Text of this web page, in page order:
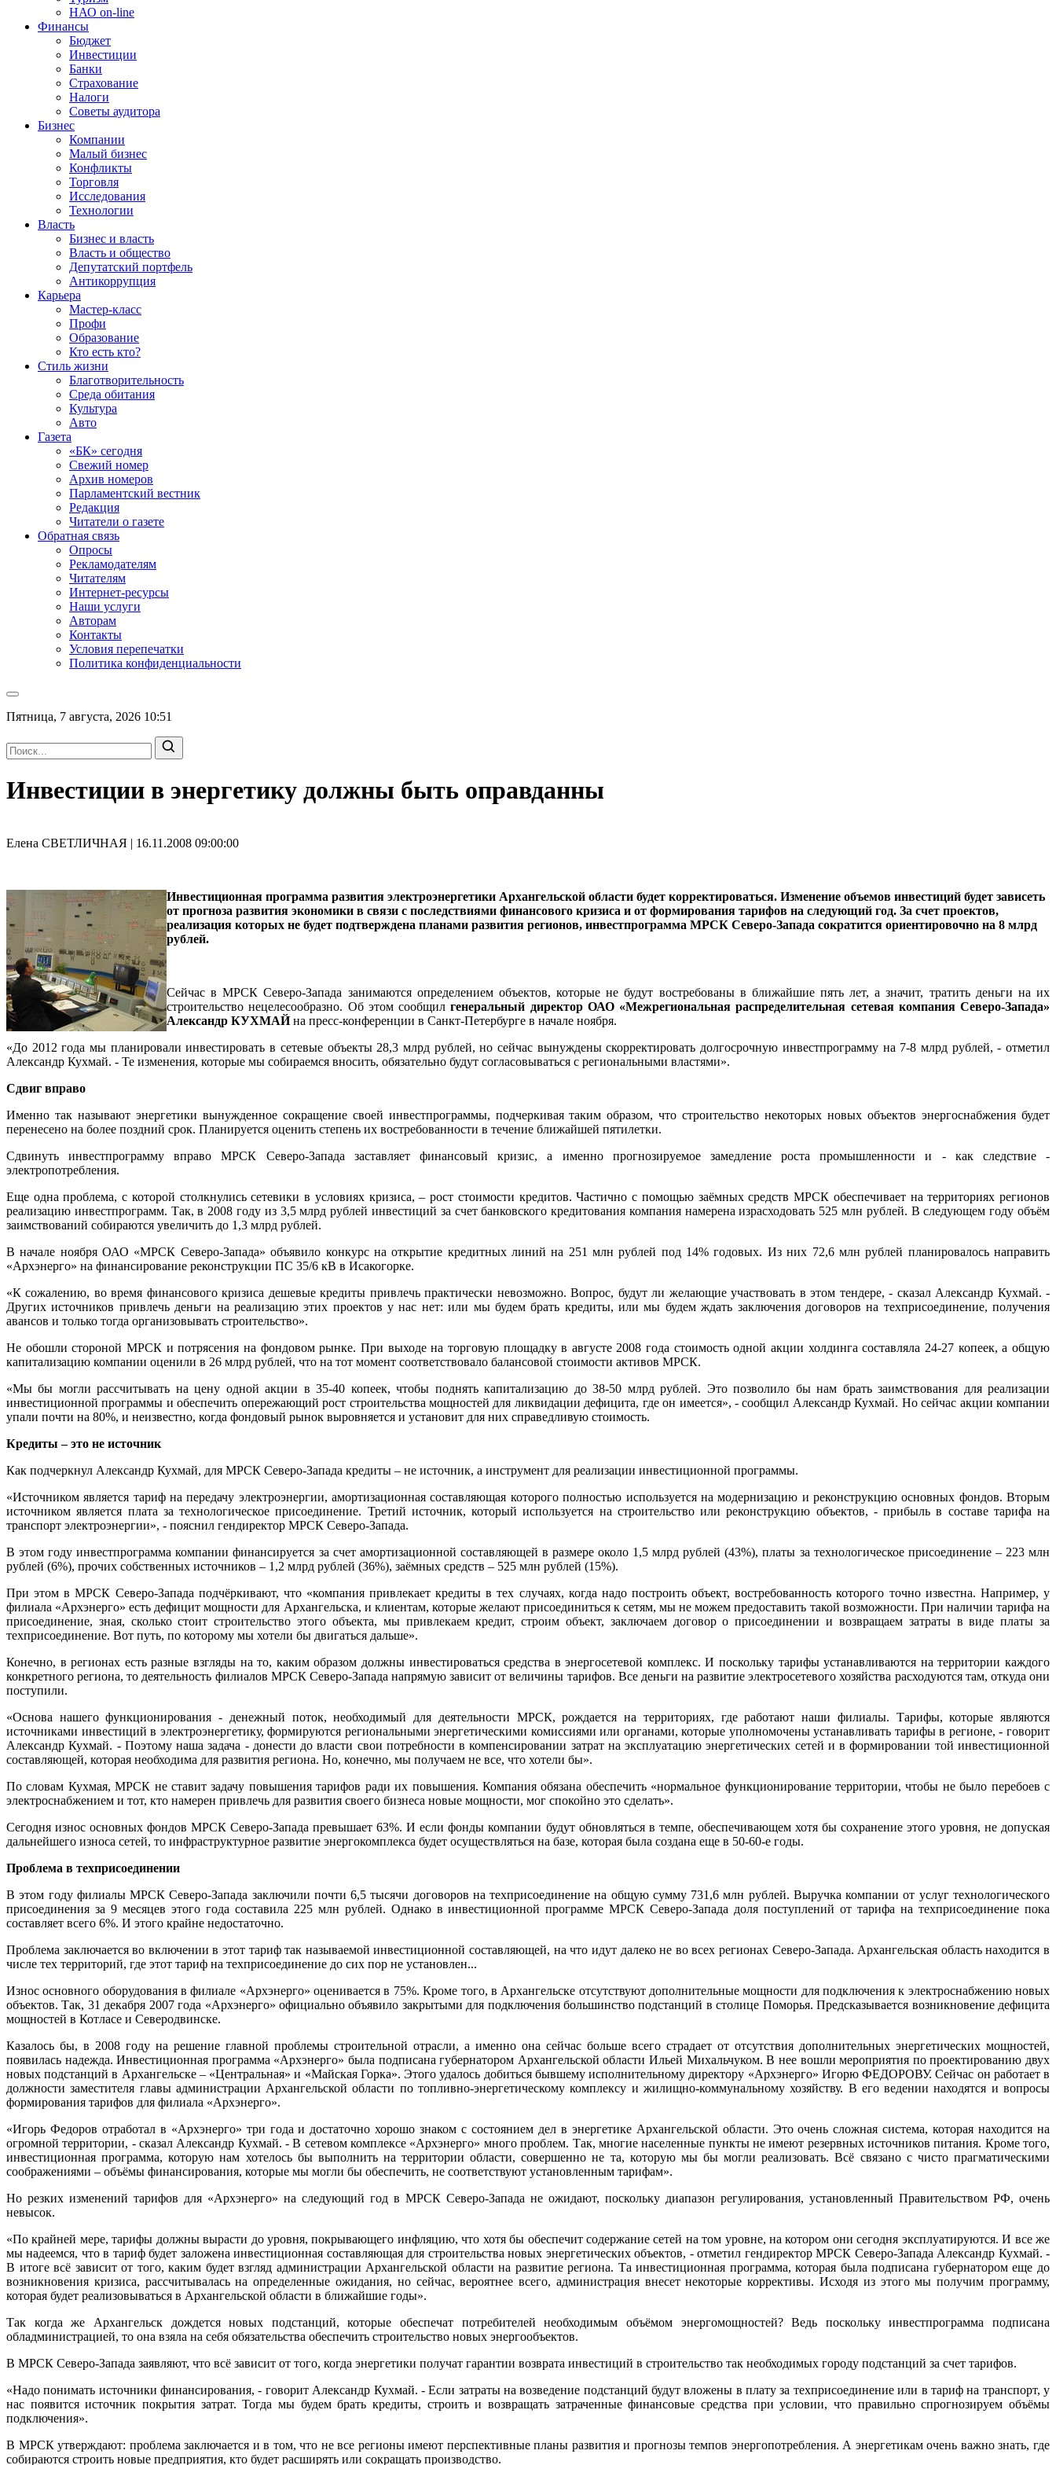
НАО on-line
Финансы
Бюджет
Инвестиции
Банки
Страхование
Налоги
Советы аудитора
Бизнес
Компании
Малый бизнес
Конфликты
Торговля
Исследования
Технологии
Власть
Бизнес и власть
Власть и общество
Депутатский портфель
Антикоррупция
Карьера
Мастер-класс
Профи
Образование
Кто есть кто?
Стиль жизни
Благотворительность
Среда обитания
Культура
Авто
Газета
«БК» сегодня
Свежий номер
Архив номеров
Парламентский вестник
Редакция
Читатели о газете
Обратная связь
Опросы
Рекламодателям
Читателям
Интернет-ресурсы
Наши услуги
Авторам
Контакты
Условия перепечатки
Политика конфиденциальности
Пятница, 7 августа, 2026 10:51
Инвестиции в энергетику должны быть оправданны
Елена СВЕТЛИЧНАЯ | 16.11.2008 09:00:00
Инвестиционная программа развития электроэнергетики Архангельской области будет корректироваться. Изменение объемов инвестиций будет зависеть
от прогноза развития экономики в связи с последствиями финансового кризиса и от формирования тарифов на следующий год. За счет проектов,
реализация которых не будет подтверждена планами развития регионов, инвестпрограмма МРСК Северо-Запада сократится ориентировочно на 8 млрд
рублей.
Сейчас в МРСК Северо-Запада занимаются определением объектов, которые не будут востребованы в ближайшие пять лет, а значит, тратить деньги на их
строительство нецелесообразно. Об этом сообщилгенеральный директор ОАО «Межрегиональная распределительная сетевая компания Северо-Запада»
Александр КУХМАЙна пресс-конференции в Санкт-Петербурге в начале ноября.
«До 2012 года мы планировали инвестировать в сетевые объекты 28,3 млрд рублей, но сейчас вынуждены скорректировать долгосрочную инвестпрограмму на 7-8 млрд рублей, - отметил
Александр Кухмай. - Те изменения, которые мы собираемся вносить, обязательно будут согласовываться с региональными властями».
Сдвиг вправо
Именно так называют энергетики вынужденное сокращение своей инвестпрограммы, подчеркивая таким образом, что строительство некоторых новых объектов энергоснабжения будет
перенесено на более поздний срок. Планируется оценить степень их востребованности в течение ближайшей пятилетки.
Сдвинуть инвестпрограмму вправо МРСК Северо-Запада заставляет финансовый кризис, а именно прогнозируемое замедление роста промышленности и - как следствие -
электропотребления.
Еще одна проблема, с которой столкнулись сетевики в условиях кризиса, – рост стоимости кредитов. Частично с помощью заёмных средств МРСК обеспечивает на территориях регионов
реализацию инвестпрограмм. Так, в 2008 году из 3,5 млрд рублей инвестиций за счет банковского кредитования компания намерена израсходовать 525 млн рублей. В следующем году объём
заимствований собираются увеличить до 1,3 млрд рублей.
В начале ноября ОАО «МРСК Северо-Запада» объявило конкурс на открытие кредитных линий на 251 млн рублей под 14% годовых. Из них 72,6 млн рублей планировалось направить
«Архэнерго» на финансирование реконструкции ПС 35/6 кВ в Исакогорке.
«К сожалению, во время финансового кризиса дешевые кредиты привлечь практически невозможно. Вопрос, будут ли желающие участвовать в этом тендере, - сказал Александр Кухмай. -
Других источников привлечь деньги на реализацию этих проектов у нас нет: или мы будем брать кредиты, или мы будем ждать заключения договоров на техприсоединение, получения
авансов и только тогда организовывать строительство».
Не обошли стороной МРСК и потрясения на фондовом рынке. При выходе на торговую площадку в августе 2008 года стоимость одной акции холдинга составляла 24-27 копеек, а общую
капитализацию компании оценили в 26 млрд рублей, что на тот момент соответствовало балансовой стоимости активов МРСК.
«Мы бы могли рассчитывать на цену одной акции в 35-40 копеек, чтобы поднять капитализацию до 38-50 млрд рублей. Это позволило бы нам брать заимствования для реализации
инвестиционной программы и обеспечить опережающий рост строительства мощностей для ликвидации дефицита, где он имеется», - сообщил Александр Кухмай. Но сейчас акции компании
упали почти на 80%, и неизвестно, когда фондовый рынок выровняется и установит для них справедливую стоимость.
Кредиты – это не источник
Как подчеркнул Александр Кухмай, для МРСК Северо-Запада кредиты – не источник, а инструмент для реализации инвестиционной программы.
«Источником является тариф на передачу электроэнергии, амортизационная составляющая которого полностью используется на модернизацию и реконструкцию основных фондов. Вторым
источником является плата за технологическое присоединение. Третий источник, который используется на строительство или реконструкцию объектов, - прибыль в составе тарифа на
транспорт электроэнергии», - пояснил гендиректор МРСК Северо-Запада.
В этом году инвестпрограмма компании финансируется за счет амортизационной составляющей в размере около 1,5 млрд рублей (43%), платы за технологическое присоединение – 223 млн
рублей (6%), прочих собственных источников – 1,2 млрд рублей (36%), заёмных средств – 525 млн рублей (15%).
При этом в МРСК Северо-Запада подчёркивают, что «компания привлекает кредиты в тех случаях, когда надо построить объект, востребованность которого точно известна. Например, у
филиала «Архэнерго» есть дефицит мощности для Архангельска, и клиентам, которые желают присоединиться к сетям, мы не можем предоставить такой возможности. При наличии тарифа на
присоединение, зная, сколько стоит строительство этого объекта, мы привлекаем кредит, строим объект, заключаем договор о присоединении и возвращаем затраты в виде платы за
техприсоединение. Вот путь, по которому мы хотели бы двигаться дальше».
Конечно, в регионах есть разные взгляды на то, каким образом должны инвестироваться средства в энергосетевой комплекс. И поскольку тарифы устанавливаются на территории каждого
конкретного региона, то деятельность филиалов МРСК Северо-Запада напрямую зависит от величины тарифов. Все деньги на развитие электросетевого хозяйства расходуются там, откуда они
поступили.
«Основа нашего функционирования - денежный поток, необходимый для деятельности МРСК, рождается на территориях, где работают наши филиалы. Тарифы, которые являются
источниками инвестиций в электроэнергетику, формируются региональными энергетическими комиссиями или органами, которые уполномочены устанавливать тарифы в регионе, - говорит
Александр Кухмай. - Поэтому наша задача - донести до власти свои потребности в компенсировании затрат на эксплуатацию энергетических сетей и в формировании той инвестиционной
составляющей, которая необходима для развития региона. Но, конечно, мы получаем не все, что хотели бы».
По словам Кухмая, МРСК не ставит задачу повышения тарифов ради их повышения. Компания обязана обеспечить «нормальное функционирование территории, чтобы не было перебоев с
электроснабжением и тот, кто намерен привлечь для развития своего бизнеса новые мощности, мог спокойно это сделать».
Сегодня износ основных фондов МРСК Северо-Запада превышает 63%. И если фонды компании будут обновляться в темпе, обеспечивающем хотя бы сохранение этого уровня, не допуская
дальнейшего износа сетей, то инфраструктурное развитие энергокомплекса будет осуществляться на базе, которая была создана еще в 50-60-е годы.
Проблема в техприсоединении
В этом году филиалы МРСК Северо-Запада заключили почти 6,5 тысячи договоров на техприсоединение на общую сумму 731,6 млн рублей. Выручка компании от услуг технологического
присоединения за 9 месяцев этого года составила 225 млн рублей. Однако в инвестиционной программе МРСК Северо-Запада доля поступлений от тарифа на техприсоединение пока
составляет всего 6%. И этого крайне недостаточно.
Проблема заключается во включении в этот тариф так называемой инвестиционной составляющей, на что идут далеко не во всех регионах Северо-Запада. Архангельская область находится в
числе тех территорий, где этот тариф на техприсоединение до сих пор не установлен...
Износ основного оборудования в филиале «Архэнерго» оценивается в 75%. Кроме того, в Архангельске отсутствуют дополнительные мощности для подключения к электроснабжению новых
объектов. Так, 31 декабря 2007 года «Архэнерго» официально объявило закрытыми для подключения большинство подстанций в столице Поморья. Предсказывается возникновение дефицита
мощностей в Котласе и Северодвинске.
Казалось бы, в 2008 году на решение главной проблемы строительной отрасли, а именно она сейчас больше всего страдает от отсутствия дополнительных энергетических мощностей,
появилась надежда. Инвестиционная программа «Архэнерго» была подписана губернатором Архангельской области Ильей Михальчуком. В нее вошли мероприятия по проектированию двух
новых подстанций в Архангельске – «Центральная» и «Майская Горка». Этого удалось добиться бывшему исполнительному директору «Архэнерго» Игорю ФЕДОРОВУ. Сейчас он работает в
должности заместителя главы администрации Архангельской области по топливно-энергетическому комплексу и жилищно-коммунальному хозяйству. В его ведении находятся и вопросы
формирования тарифов для филиала «Архэнерго».
«Игорь Федоров отработал в «Архэнерго» три года и достаточно хорошо знаком с состоянием дел в энергетике Архангельской области. Это очень сложная система, которая находится на
огромной территории, - сказал Александр Кухмай. - В сетевом комплексе «Архэнерго» много проблем. Так, многие населенные пункты не имеют резервных источников питания. Кроме того,
инвестиционная программа, которую нам хотелось бы выполнить на территории области, совершенно не та, которую мы бы могли реализовать. Всё связано с чисто прагматическими
соображениями – объёмы финансирования, которые мы могли бы обеспечить, не соответствуют установленным тарифам».
Но резких изменений тарифов для «Архэнерго» на следующий год в МРСК Северо-Запада не ожидают, поскольку диапазон регулирования, установленный Правительством РФ, очень
невысок.
«По крайней мере, тарифы должны вырасти до уровня, покрывающего инфляцию, что хотя бы обеспечит содержание сетей на том уровне, на котором они сегодня эксплуатируются. И все же
мы надеемся, что в тариф будет заложена инвестиционная составляющая для строительства новых энергетических объектов, - отметил гендиректор МРСК Северо-Запада Александр Кухмай. -
В итоге всё зависит от того, каким будет взгляд администрации Архангельской области на развитие региона. Та инвестиционная программа, которая была подписана губернатором еще до
возникновения кризиса, рассчитывалась на определенные ожидания, но сейчас, вероятнее всего, администрация внесет некоторые коррективы. Исходя из этого мы получим программу,
которая будет реализовываться в Архангельской области в ближайшие годы».
Так когда же Архангельск дождется новых подстанций, которые обеспечат потребителей необходимым объёмом энергомощностей? Ведь поскольку инвестпрограмма подписана
обладминистрацией, то она взяла на себя обязательства обеспечить строительство новых энергообъектов.
В МРСК Северо-Запада заявляют, что всё зависит от того, когда энергетики получат гарантии возврата инвестиций в строительство так необходимых городу подстанций за счет тарифов.
«Надо понимать источники финансирования, - говорит Александр Кухмай. - Если затраты на возведение подстанций будут вложены в плату за техприсоединение или в тариф на транспорт, у
нас появится источник покрытия затрат. Тогда мы будем брать кредиты, строить и возвращать затраченные финансовые средства при условии, что правильно спрогнозируем объёмы
подключения».
В МРСК утверждают: проблема заключается и в том, что не все регионы имеют перспективные планы развития и прогнозы темпов энергопотребления. А энергетикам очень важно знать, где
собираются строить новые предприятия, кто будет расширять или сокращать производство.